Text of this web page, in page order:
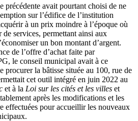
précédente avait pourtant choisi de ne
sur l’édifice de l’institution
à un prix moindre à l’époque où
services, permettant ainsi aux
un bon montant d’argent.
de l’offre d’achat faite par
le conseil municipal avait à ce
procurer la bâtisse située au 100, rue de
cet outil intégré en juin 2022 au
et à la Loi sur les cités et les villes et
après les modifications et les
effectuées pour accueillir les nouveaux